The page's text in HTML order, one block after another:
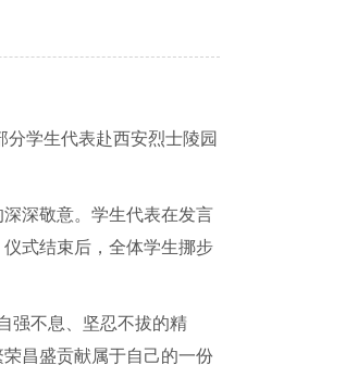
分学生代表赴西安烈士陵园
深敬意。学生代表在发言
式结束后，全体学生挪步
强不息、坚忍不拔的精
昌盛贡献属于自己的一份